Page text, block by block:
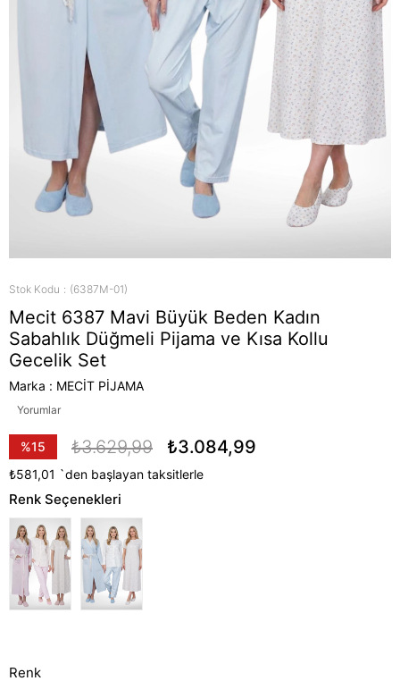
Stok Kodu (6387M-01)
Mecit 6387 Mavi Büyük Beden Kadın
Sabahlık Düğmeli Pijama ve Kısa Kollu
Gecelik Set
Marka : MECİT PİJAMA
Yorumlar
%15
İndirim
₺3.629,99 ₺3.084,99
₺581,01 `den başlayan taksitlerle
Renk Seçenekleri
Renk